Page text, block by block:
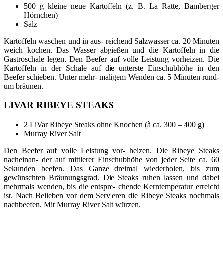
500 g kleine neue Kartoffeln (z. B. La Ratte, Bamberger
Hörnchen)
Salz
Kartoffeln waschen und in aus- reichend Salzwasser ca. 20 Minuten
weich kochen. Das Wasser abgießen und die Kartoffeln in die
Gastroschale legen. Den Beefer auf volle Leistung vorheizen. Die
Kartoffeln in der Schale auf die unterste Einschubhöhe in den
Beefer schieben. Unter mehr- maligem Wenden ca. 5 Minuten rund-
um bräunen.
LIVAR RIBEYE STEAKS
2 LiVar Ribeye Steaks ohne Knochen (à ca. 300 – 400 g)
Murray River Salt
Den Beefer auf volle Leistung vor- heizen. Die Ribeye Steaks
nacheinan- der auf mittlerer Einschubhöhe von jeder Seite ca. 60
Sekunden beefen. Das Ganze dreimal wiederholen, bis zum
gewünschten Bräunungsgrad. Die Steaks ruhen lassen und dabei
mehrmals wenden, bis die entspre- chende Kerntemperatur erreicht
ist. Nach Belieben vor dem Servieren die Ribeye Steaks nochmals
nachbeefen. Mit Murray River Salt würzen.